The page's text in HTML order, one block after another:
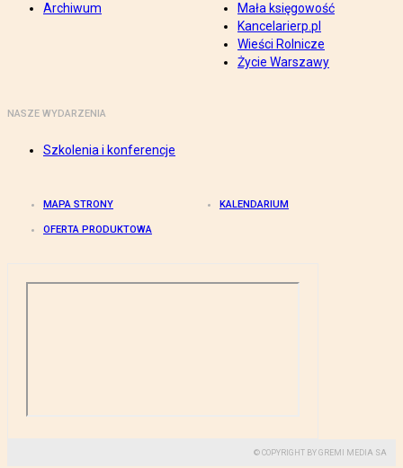
Archiwum
Mała księgowość
Kancelarierp.pl
Wieści Rolnicze
Życie Warszawy
NASZE WYDARZENIA
Szkolenia i konferencje
MAPA STRONY KALENDARIUM
OFERTA PRODUKTOWA
© COPYRIGHT BY GREMI MEDIA SA